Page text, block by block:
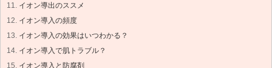
イオン導出のススメ
イオン導入の頻度
イオン導入の効果はいつわかる？
イオン導入で肌トラブル？
イオン導入と防腐剤